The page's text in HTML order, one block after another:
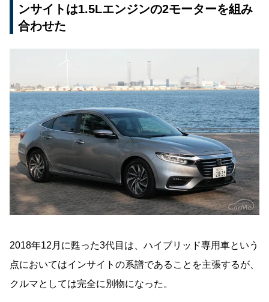
ンサイトは1.5Lエンジンの2モーターを組み
合わせた
2018年12月に甦った3代目は、ハイブリッド専用車という
点においてはインサイトの系譜であることを主張するが、
クルマとしては完全に別物になった。